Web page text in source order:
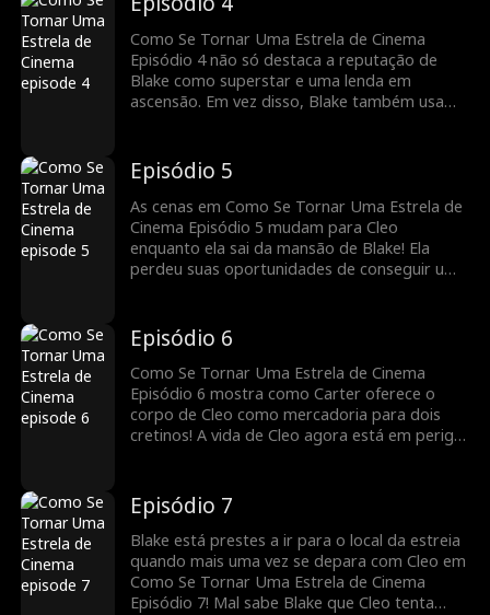
responderá quando Blake perguntar sobre
suas necessidades?
Como Se Tornar Uma Estrela de Cinema
Episódio 4 não só destaca a reputação de
Blake como superstar e uma lenda em
ascensão. Em vez disso, Blake também usa
sedução de Cleo pode enojar Blake, então ele
liga para Olivia para fazer uma pesquisa sobre
ela. Blake ouvirá Cleo após o telefonema?
Episódio 5
As cenas em Como Se Tornar Uma Estrela de
Cinema Episódio 5 mudam para Cleo
enquanto ela sai da mansão de Blake! Ela
perdeu suas oportunidades de conseguir um
sufoca. Que outras coisas desagradáveis
Carter fará a Blake?
Episódio 6
Como Se Tornar Uma Estrela de Cinema
Episódio 6 mostra como Carter oferece o
corpo de Cleo como mercadoria para dois
cretinos! A vida de Cleo agora está em perigo,
funcionária da Reel Vista antes de ser
demitida. Blake correrá para salvar Cleo,
agora que admite seu erro?
Episódio 7
Blake está prestes a ir para o local da estreia
quando mais uma vez se depara com Cleo em
Como Se Tornar Uma Estrela de Cinema
Episódio 7! Mal sabe Blake que Cleo tenta